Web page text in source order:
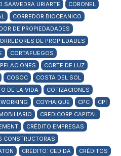
SAAVEDRA URIARTE
CORONEL
CORREDOR BIOCEANICO
DE PROPIEDADADES
DE PROPIEDADES
CORTAFUEGOS
CORTE DE LUZ
COSOC
COSTA DEL SOL
DE LA VIDA
COTIZACIONES
COYHAIQUE CPC
CPI
CREDICORP CAPITAL
CRÉDITO EMPRESAS
CONSTRUCTORAS
CRÉDITO: CEDIDA
CRÉDITOS